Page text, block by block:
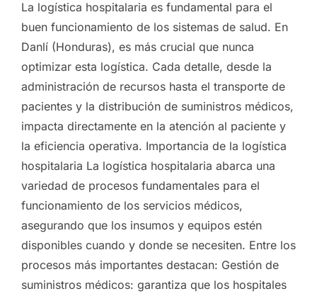
La logística hospitalaria es fundamental para el
buen funcionamiento de los sistemas de salud. En
Danlí (Honduras), es más crucial que nunca
optimizar esta logística. Cada detalle, desde la
administración de recursos hasta el transporte de
pacientes y la distribución de suministros médicos,
impacta directamente en la atención al paciente y
la eficiencia operativa. Importancia de la logística
hospitalaria La logística hospitalaria abarca una
variedad de procesos fundamentales para el
funcionamiento de los servicios médicos,
asegurando que los insumos y equipos estén
disponibles cuando y donde se necesiten. Entre los
procesos más importantes destacan: Gestión de
suministros médicos: garantiza que los hospitales